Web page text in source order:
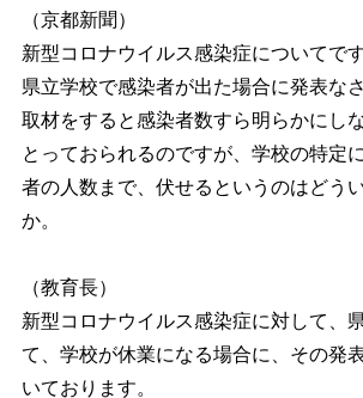
（京都新聞）
新型コロナウイルス感染症についてで
県立学校で感染者が出た場合に発表な
取材をすると感染者数すら明らかにし
とっておられるのですが、学校の特定
者の人数まで、伏せるというのはどう
か。
（教育長）
新型コロナウイルス感染症に対して、
て、学校が休業になる場合に、その発
いております。